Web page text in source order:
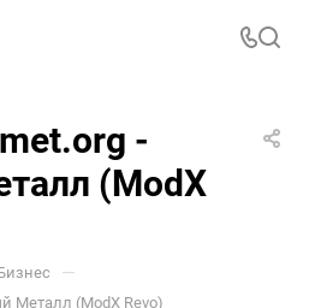
-
(ModX
—
Металл (ModX Revo)